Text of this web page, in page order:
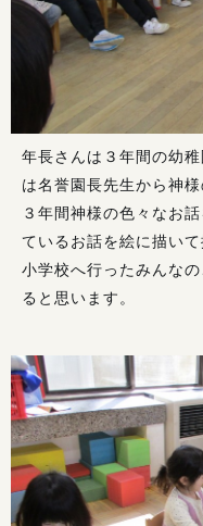
年長さんは３年間の幼
は名誉園長先生から神
３年間神様の色々なお
ているお話を絵に描いて
小学校へ行ったみんな
ると思います。